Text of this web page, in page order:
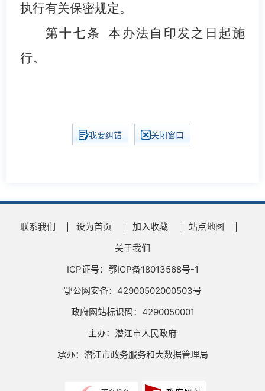
执行有关保密规定。
第十七条
本 办法 自印发之日起施
行。
我要纠错 关闭窗口
联系我们 设为首页 加入收藏
站点地图
关于我们
ICP证号：鄂ICP备18013568号-1
鄂公网安备：42900502000503号
政府网站标识码：4290050001
主办：潜江市人民政府
承办：潜江市政务服务和大数据管理局